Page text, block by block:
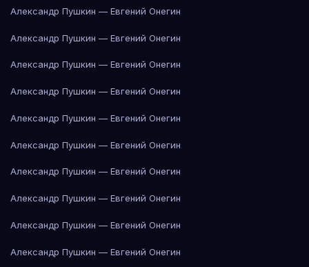
Александр Пушкин — Евгений Онегин
Александр Пушкин — Евгений Онегин
Александр Пушкин — Евгений Онегин
Александр Пушкин — Евгений Онегин
Александр Пушкин — Евгений Онегин
Александр Пушкин — Евгений Онегин
Александр Пушкин — Евгений Онегин
Александр Пушкин — Евгений Онегин
Александр Пушкин — Евгений Онегин
Александр Пушкин — Евгений Онегин